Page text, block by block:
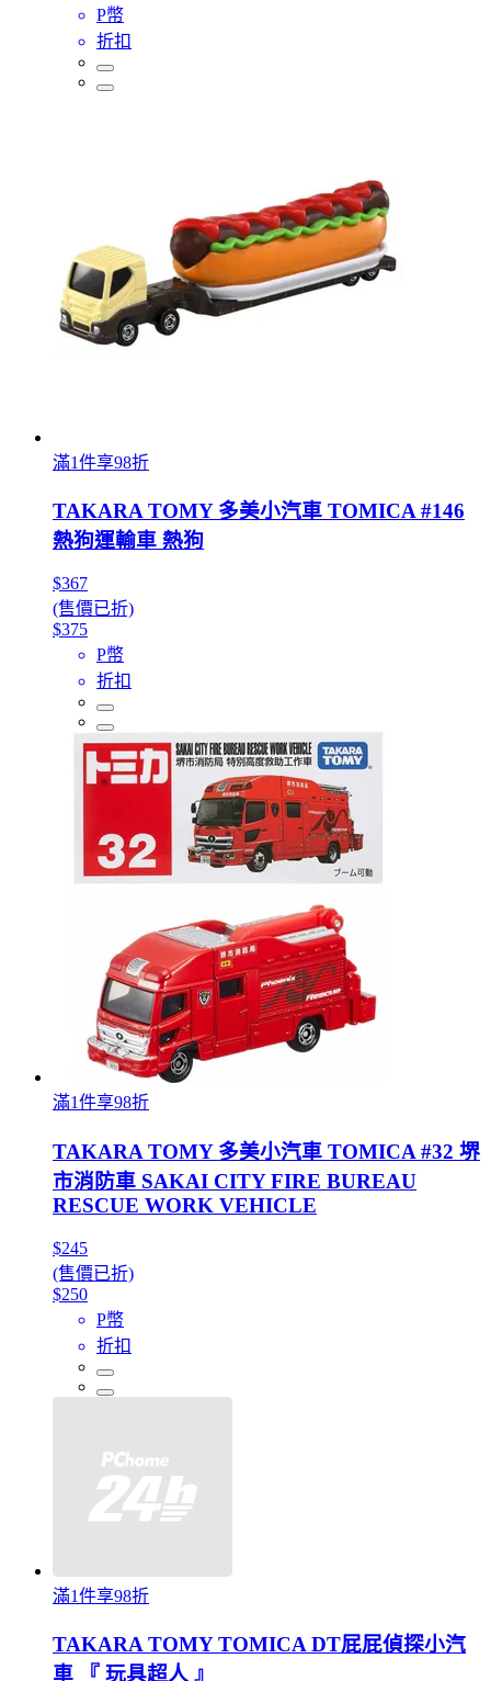
P幣
折扣
滿1件享98折
TAKARA TOMY 多美小汽車 TOMICA #146
熱狗運輸車 熱狗
$367
(售價已折)
$375
P幣
折扣
滿1件享98折
TAKARA TOMY 多美小汽車 TOMICA #32 堺
市消防車 SAKAI CITY FIRE BUREAU
RESCUE WORK VEHICLE
$245
(售價已折)
$250
P幣
折扣
滿1件享98折
TAKARA TOMY TOMICA DT屁屁偵探小汽
車 『 玩具超人 』